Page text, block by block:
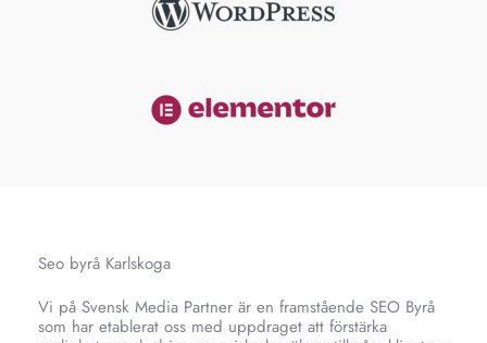
Seo byrå Karlskoga
Vi på Svensk Media Partner är en framstående SEO Byrå
som har etablerat oss med uppdraget att förstärka